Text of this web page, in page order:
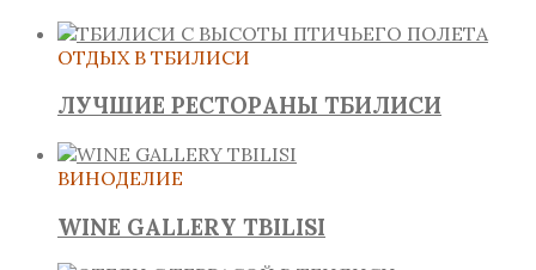
ОТДЫХ В ТБИЛИСИ
ЛУЧШИЕ РЕСТОРАНЫ ТБИЛИСИ
ВИНОДЕЛИЕ
WINE GALLERY TBILISI